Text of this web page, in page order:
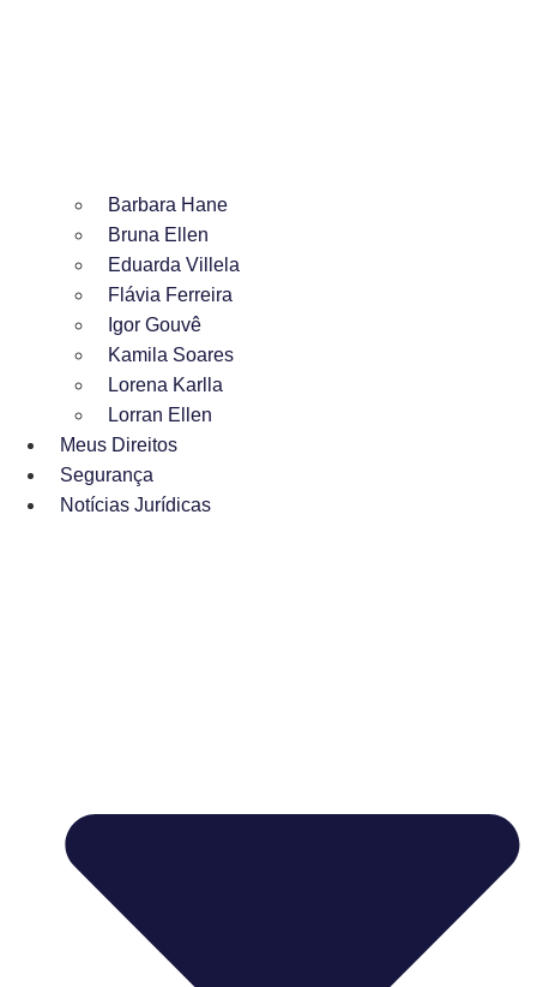
Barbara Hane
Bruna Ellen
Eduarda Villela
Flávia Ferreira
Igor Gouvê
Kamila Soares
Lorena Karlla
Lorran Ellen
Meus Direitos
Segurança
Notícias Jurídicas